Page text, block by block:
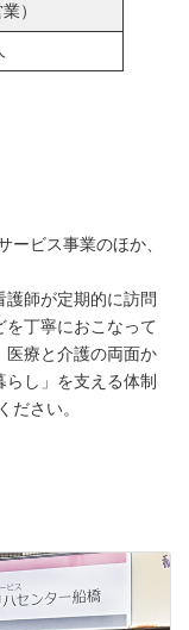
）
ービス事業のほか、
師が定期的に訪問
を丁寧におこなって
医療と介護の両面か
し」を支える体制
ださい。